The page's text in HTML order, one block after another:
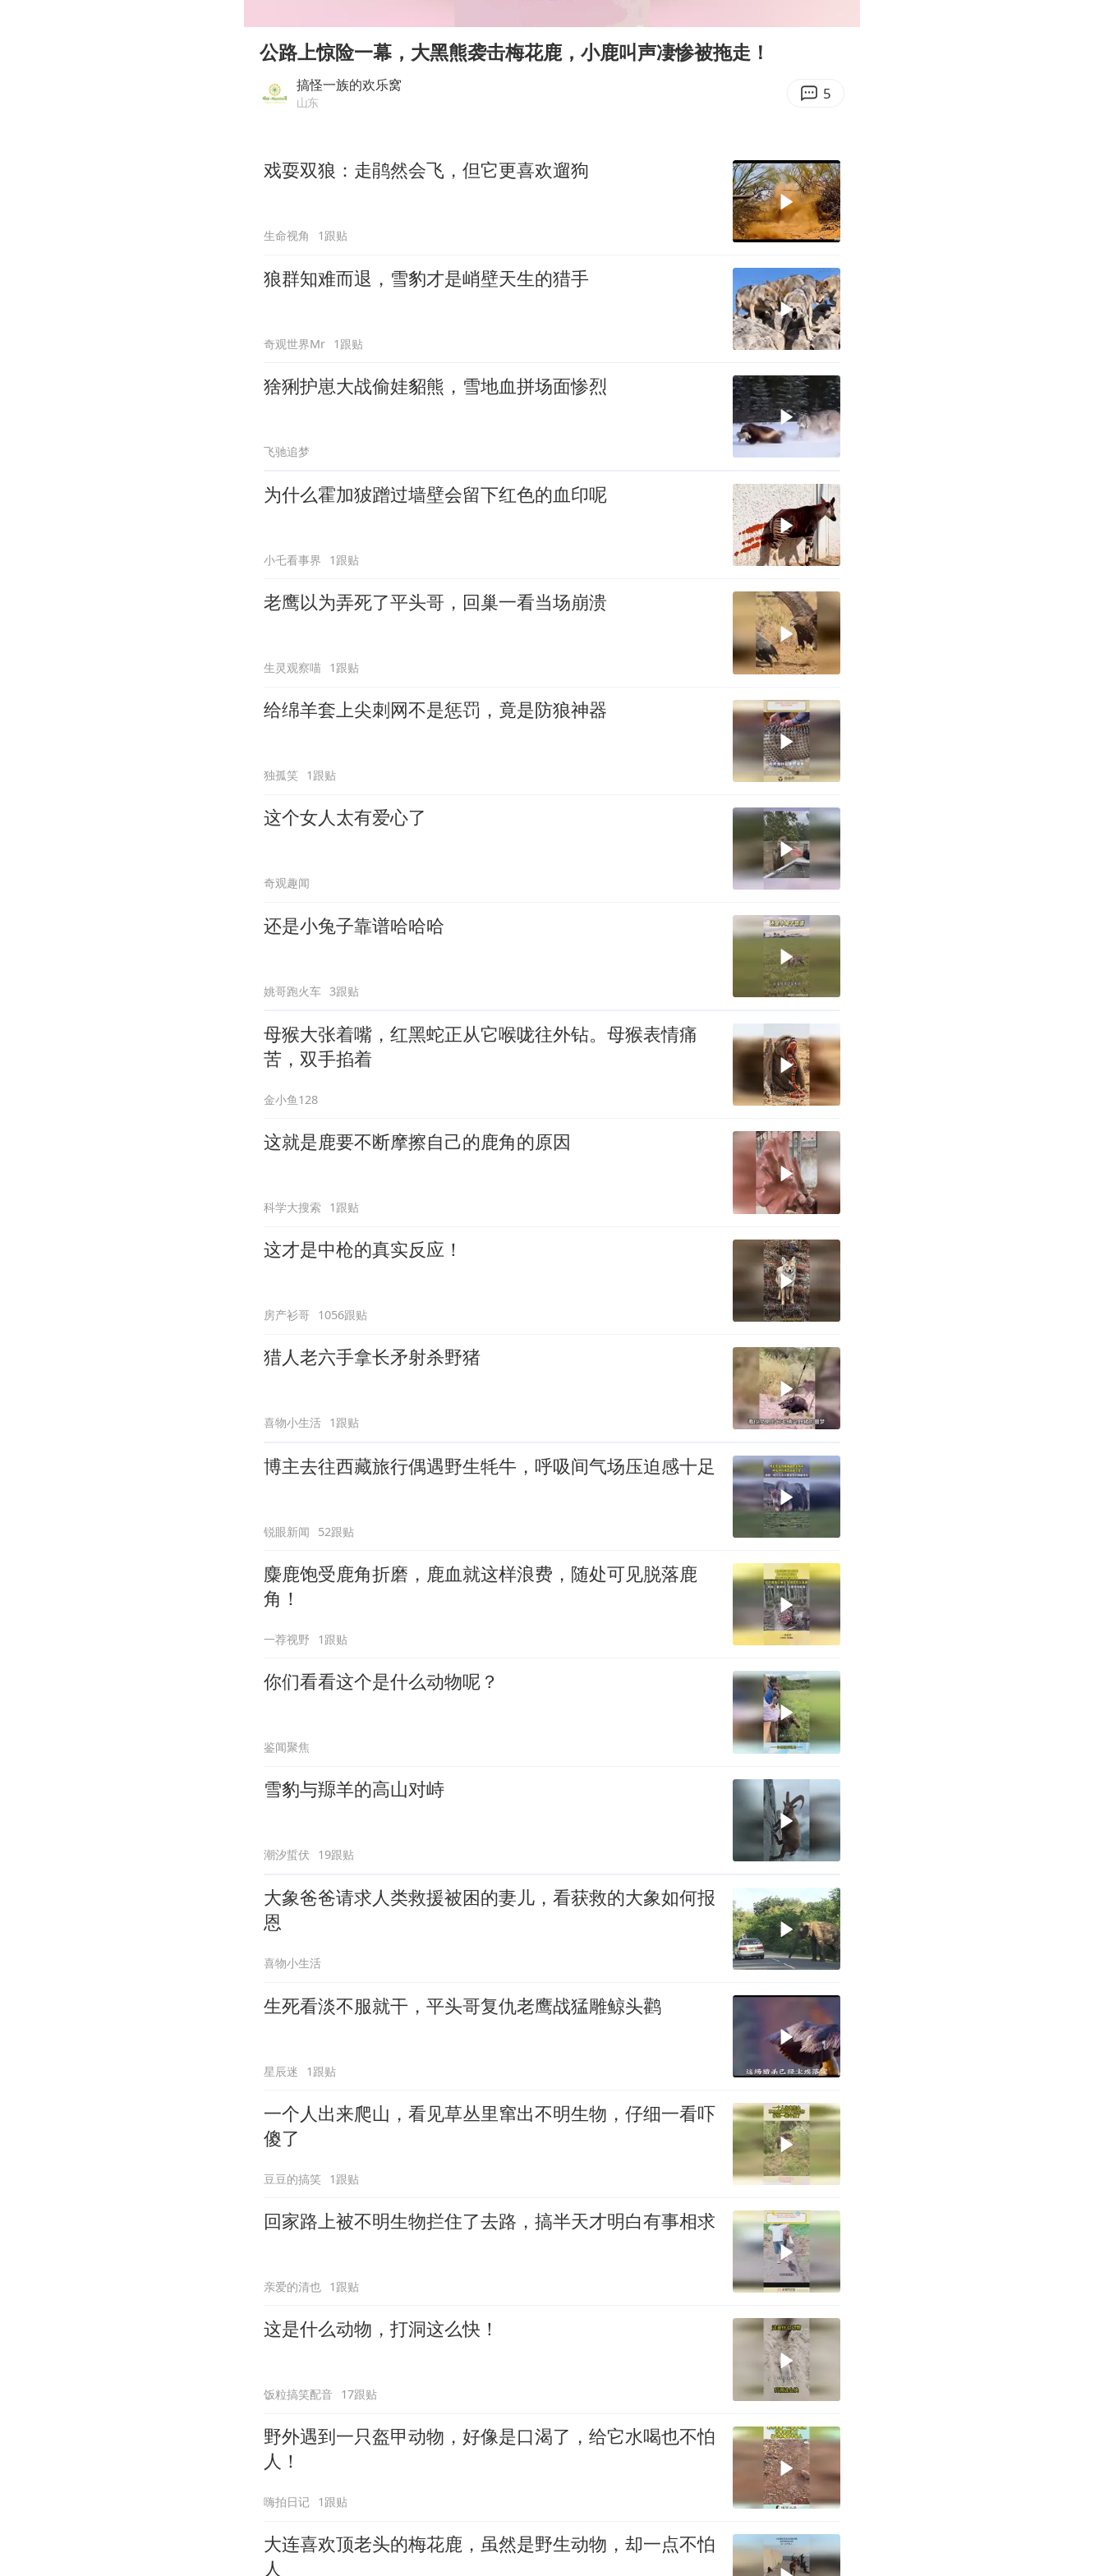
公司“上四休三”但要降薪1000元
OpenAI为免费用户升级GPT-5.6 Luna
“中国蔬菜之乡”最高温达41.8℃
公路上惊险一幕，大黑熊袭击梅花鹿，小鹿叫声凄惨被拖走！
搞怪一族的欢乐窝
山东 5
戏耍双狼：走鹃然会飞，但它更喜欢遛狗
生命视角 1跟贴
狼群知难而退，雪豹才是峭壁天生的猎手
奇观世界Mr 1跟贴
猞猁护崽大战偷娃貂熊，雪地血拼场面惨烈
飞驰追梦
为什么霍加狓蹭过墙壁会留下红色的血印呢
小乇看事界 1跟贴
老鹰以为弄死了平头哥，回巢一看当场崩溃
生灵观察喵 1跟贴
给绵羊套上尖刺网不是惩罚，竟是防狼神器
独孤笑 1跟贴
这个女人太有爱心了
奇观趣闻
还是小兔子靠谱哈哈哈
姚哥跑火车 3跟贴
母猴大张着嘴，红黑蛇正从它喉咙往外钻。母猴表情痛
苦，双手掐着
金小鱼128
这就是鹿要不断摩擦自己的鹿角的原因
科学大搜索 1跟贴
这才是中枪的真实反应！
房产衫哥 1056跟贴
猎人老六手拿长矛射杀野猪
喜物小生活 1跟贴
博主去往西藏旅行偶遇野生牦牛，呼吸间气场压迫感十足
锐眼新闻 52跟贴
麋鹿饱受鹿角折磨，鹿血就这样浪费，随处可见脱落鹿
角！
一荐视野 1跟贴
你们看看这个是什么动物呢？
鉴闻聚焦
雪豹与羱羊的高山对峙
潮汐蜇伏 19跟贴
大象爸爸请求人类救援被困的妻儿，看获救的大象如何报
恩
喜物小生活
生死看淡不服就干，平头哥复仇老鹰战猛雕鲸头鹳
星辰迷 1跟贴
一个人出来爬山，看见草丛里窜出不明生物，仔细一看吓
傻了
豆豆的搞笑 1跟贴
回家路上被不明生物拦住了去路，搞半天才明白有事相求
亲爱的清也 1跟贴
这是什么动物，打洞这么快！
饭粒搞笑配音 17跟贴
野外遇到一只盔甲动物，好像是口渴了，给它水喝也不怕
人！
嗨拍日记 1跟贴
大连喜欢顶老头的梅花鹿，虽然是野生动物，却一点不怕
人